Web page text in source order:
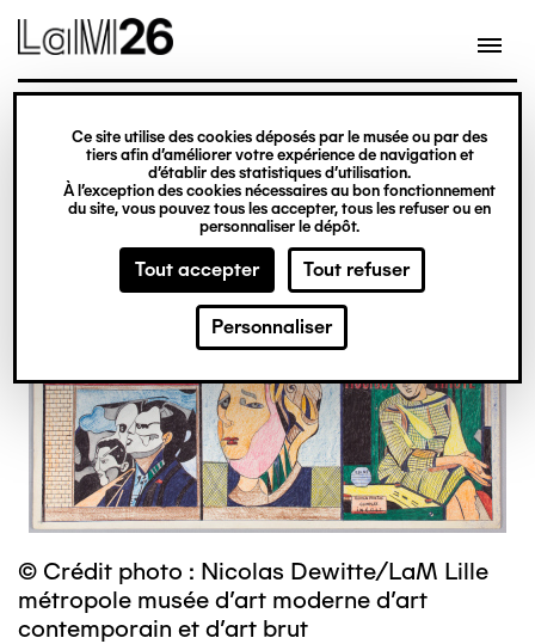
Gestion des cookies
Ce site utilise des cookies déposés par le musée ou par des
tiers afin d’améliorer votre expérience de navigation et
d’établir des statistiques d’utilisation.
À l’exception des cookies nécessaires au bon fonctionnement
du site, vous pouvez tous les accepter, tous les refuser ou en
personnaliser le dépôt.
Tout accepter Tout refuser
Personnaliser
contenu
© Crédit photo : Nicolas Dewitte/LaM Lille
métropole musée d’art moderne d’art
contemporain et d’art brut